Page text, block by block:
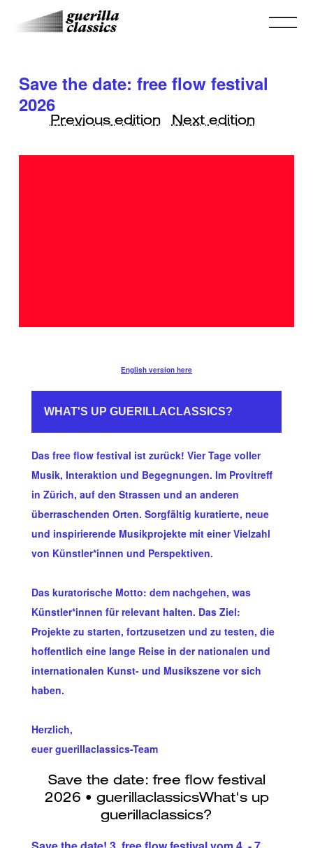
Save the date: free flow festival
2026
Previous edition Next edition
English version here
WHAT'S UP GUERILLACLASSICS?
Das free flow festival ist zurück! Vier Tage voller
Musik, Interaktion und Begegnungen. Im Provitreff
in Zürich, auf den Strassen und an anderen
überraschenden Orten. Sorgfältig kuratierte, neue
und inspirierende Musikprojekte mit einer Vielzahl
von Künstler*innen und Perspektiven.
Das kuratorische Motto: dem nachgehen, was
Künstler*innen für relevant halten. Das Ziel:
Projekte zu starten, fortzusetzen und zu testen, die
hoffentlich eine lange Reise in der nationalen und
internationalen Kunst- und Musikszene vor sich
haben.
Herzlich,
euer guerillaclassics-Team